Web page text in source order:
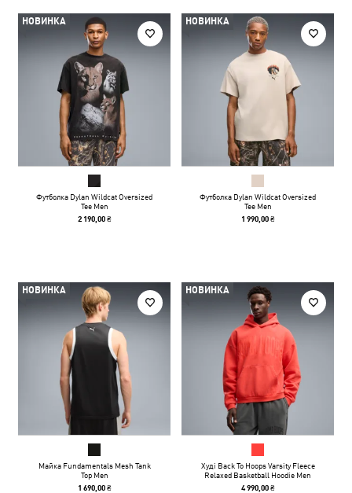
НОВИНКА
Футболка Dylan Wildcat Oversized
Tee Men
2 190,00 ₴
НОВИНКА
Футболка Dylan Wildcat Oversized
Tee Men
1 990,00 ₴
НОВИНКА
Майка Fundamentals Mesh Tank
Top Men
1 690,00 ₴
НОВИНКА
Худі Back To Hoops Varsity Fleece
Relaxed Basketball Hoodie Men
4 990,00 ₴